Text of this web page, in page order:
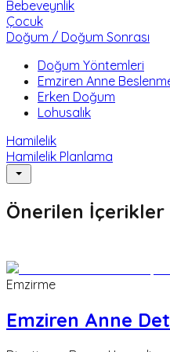
Bebeveynlik
Çocuk
Doğum / Doğum Sonrası
Doğum Yöntemleri
Emziren Anne
Erken Doğum
Lohusalık
Hamilelik
Hamilelik Planlama
Önerilen İçerikler
Emzirme
Emziren Anne